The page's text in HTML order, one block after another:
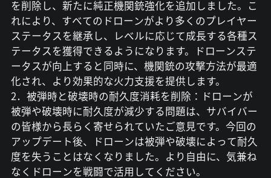
を削除し、新たに純正機関銃強化を追加しました。こ
れにより、すべてのドローンがより多くのプレイヤー
ステータスを継承し、レベルに応じて成長する各種ス
テータスを獲得できるようになります。ドローンステ
ータスが向上すると同時に、機関銃の攻撃方法が最適
化され、より効果的な火力支援を提供します。
2．被弾時と破壊時の耐久度消耗を削除：ドローンが
被弾や破壊時に耐久度が減少する問題は、サバイバー
の皆様から長らく寄せられていたご意見です。今回の
アップデート後、ドローンは被弾や破壊によって耐久
度を失うことはなくなりました。より自由に、気兼ね
なくドローンを戦闘で活用してください。